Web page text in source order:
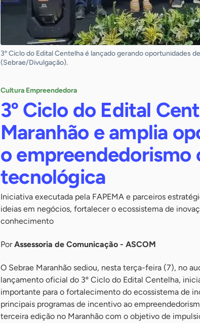
3º Ciclo do Edital Centelha é lançado gerando oportunidades
(Sebrae/Divulgação).
Cultura Empreendedora
3º Ciclo do Edital
Maranhão e amplia
o empreendedorismo
tecnológica
Iniciativa executada pela FAPEMA e parceiros
ideias em negócios, fortalecer o ecossistema de
conhecimento
PorAssessoria de Comunicação - ASCOM
O Sebrae Maranhão sediou, nesta terça-feira (7), no
lançamento oficial do 3º Ciclo do Edital Centelha,
importante para o fortalecimento do ecossistema de
principais programas de incentivo ao
terceira edição no Maranhão com o objetivo de